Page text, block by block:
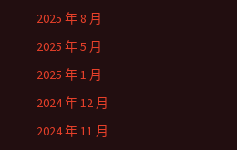
2025 年 8 月
2025 年 5 月
2025 年 1 月
2024 年 12 月
2024 年 11 月